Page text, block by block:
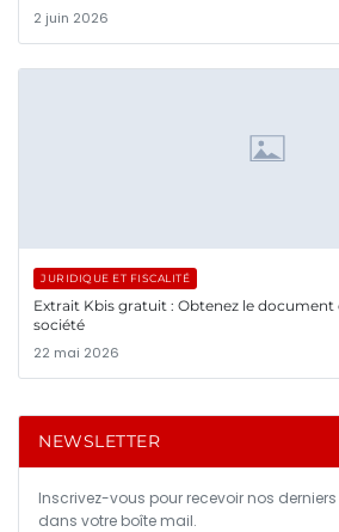
2 juin 2026
JURIDIQUE ET FISCALITÉ
Extrait Kbis gratuit : Obtenez le
société
22 mai 2026
NEWSLETTER
Inscrivez-vous pour recevoir nos
dans votre boîte mail.